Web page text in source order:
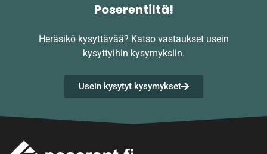
Poserentiltä!
Heräsikö kysyttävää? Katso vastaukset usein
kysyttyihin kysymyksiin.
Usein kysytyt kysymykset